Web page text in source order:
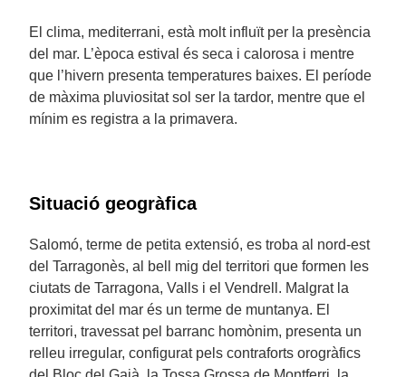
El clima, mediterrani, està molt influït per la presència
del mar. L’època estival és seca i calorosa i mentre
que l’hivern presenta temperatures baixes. El període
de màxima pluviositat sol ser la tardor, mentre que el
mínim es registra a la primavera.
Situació geogràfica
Salomó, terme de petita extensió, es troba al nord-est
del Tarragonès, al bell mig del territori que formen les
ciutats de Tarragona, Valls i el Vendrell. Malgrat la
proximitat del mar és un terme de muntanya. El
territori, travessat pel barranc homònim, presenta un
relleu irregular, configurat pels contraforts orogràfics